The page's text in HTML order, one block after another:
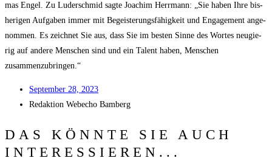
mas Engel. Zu Luder­schmid sag­te Joa­chim Herr­mann: „Sie haben Ihre bis­
he­ri­gen Auf­ga­ben immer mit Begeis­te­rungs­fä­hig­keit und Enga­ge­ment ange­
nom­men. Es zeich­net Sie aus, dass Sie im bes­ten Sin­ne des Wor­tes neu­gie­
rig auf ande­re Men­schen sind und ein Talent haben, Men­schen
zusammenzubringen.“
Sep­tem­ber 28, 2023
Redak­ti­on Web­echo Bamberg
DAS KÖNNTE SIE AUCH
INTERESSIEREN...